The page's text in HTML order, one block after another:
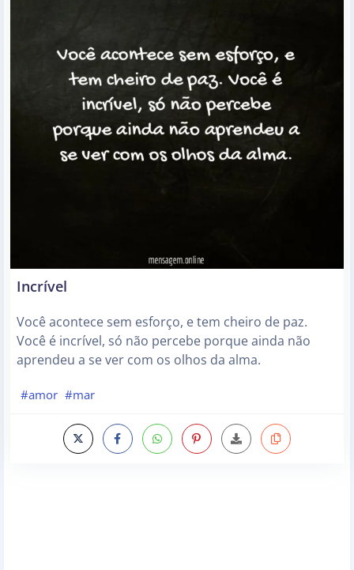
Incrível
Você acontece sem esforço, e tem cheiro de paz.
Você é incrível, só não percebe porque ainda não
aprendeu a se ver com os olhos da alma.
#amor #mar